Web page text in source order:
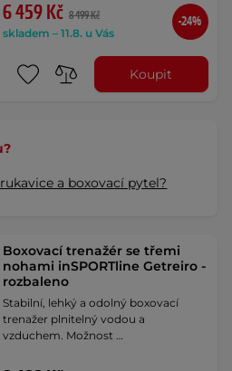
6 459 Kč 8 499 Kč
skladem – 11.8. u Vás
-24%
Koupit
a boxovací pytel?
Boxovací trenažér se třemi
nohami inSPORTline Getreiro -
rozbaleno
Stabilní, lehký a odolný boxovací
trenažer plnitelný vodou a
vzduchem. Možnost …